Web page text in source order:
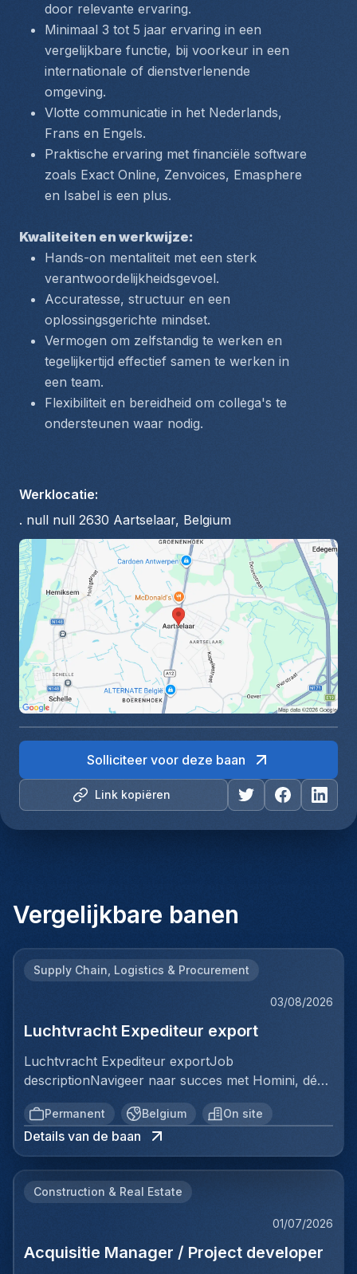
door relevante ervaring.
Minimaal 3 tot 5 jaar ervaring in een
vergelijkbare functie, bij voorkeur in een
internationale of dienstverlenende
omgeving.
Vlotte communicatie in het Nederlands,
Frans en Engels.
Praktische ervaring met financiële software
zoals Exact Online, Zenvoices, Emasphere
en Isabel is een plus.
Kwaliteiten en werkwijze:
Hands-on mentaliteit met een sterk
verantwoordelijkheidsgevoel.
Accuratesse, structuur en een
oplossingsgerichte mindset.
Vermogen om zelfstandig te werken en
tegelijkertijd effectief samen te werken in
een team.
Flexibiliteit en bereidheid om collega's te
ondersteunen waar nodig.
Werklocatie:
. null null 2630 Aartselaar, Belgium
Link kopiëren
Solliciteer voor deze baan
Vergelijkbare banen
Supply Chain, Logistics & Procurement
03/08/2026
Luchtvracht Expediteur export
Luchtvracht Expediteur exportJob
descriptionNavigeer naar succes met Homini, dé
brug tussen talent en uitmuntende opportuniteiten
binnen de arbeidsmarkt. Als voorloper in
wervingsdiensten, matchen we toptalent met
topbedrijven in diverse sectoren. Met onze
relaties en succesvolle plaatsingen. Bij Homini staat
keer op keer.Voor ons team logistiek & distributie
zoeken we: Luchtvracht Expediteur export Jouw
Permanent Belgium On site
Details van de baan
Construction & Real Estate
01/07/2026
Acquisitie Manager / Project developer